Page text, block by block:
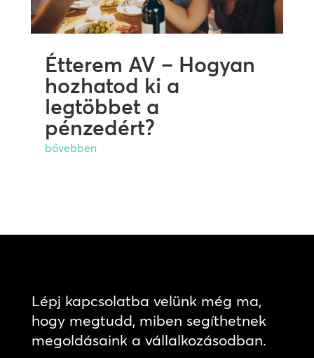
Étterem AV – Hogyan
hozhatod ki a
legtöbbet a
pénzedért?
bővebben
Lépj kapcsolatba velünk még ma,
hogy megtudd, miben segíthetnek
megoldásaink a vállalkozásodban.